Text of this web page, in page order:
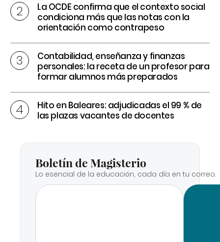
La OCDE confirma que el contexto social
condiciona más que las notas con la
orientación como contrapeso
Contabilidad, enseñanza y finanzas
personales: la receta de un profesor para
formar alumnos más preparados
Hito en Baleares: adjudicadas el 99 % de
las plazas vacantes de docentes
Boletín de Magisterio
Lo esencial de la educación, cada día en tu correo.